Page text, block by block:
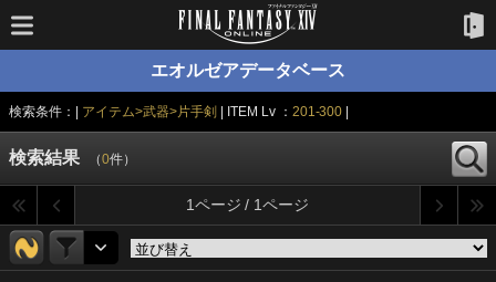
エオルゼアデータベース
検索条件：| アイテム>武器>片手剣 | ITEM Lv ： 201-300
検索結果 （0件）
1ページ / 1ページ